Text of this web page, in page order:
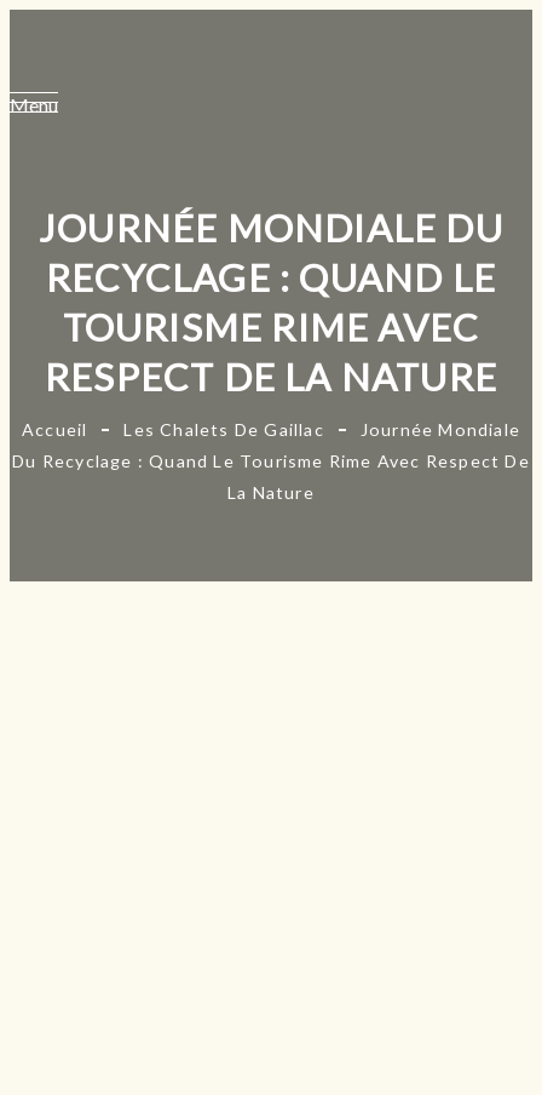
JOURNÉE MONDIALE DU
RECYCLAGE : QUAND LE
TOURISME RIME AVEC
RESPECT DE LA NATURE
Accueil Les Chalets De Gaillac
Journée Mondiale
Du Recyclage : Quand Le Tourisme Rime Avec Respect De
La Nature